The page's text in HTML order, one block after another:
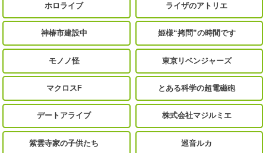
ホロライブ ライザのアトリエ
神椿市建設中 姫様“拷問”の時間です
モノノ怪 東京リベンジャーズ
マクロスF とある科学の超電磁砲
デートアライブ 株式会社マジルミエ
紫雲寺家の子供たち 巡音ルカ